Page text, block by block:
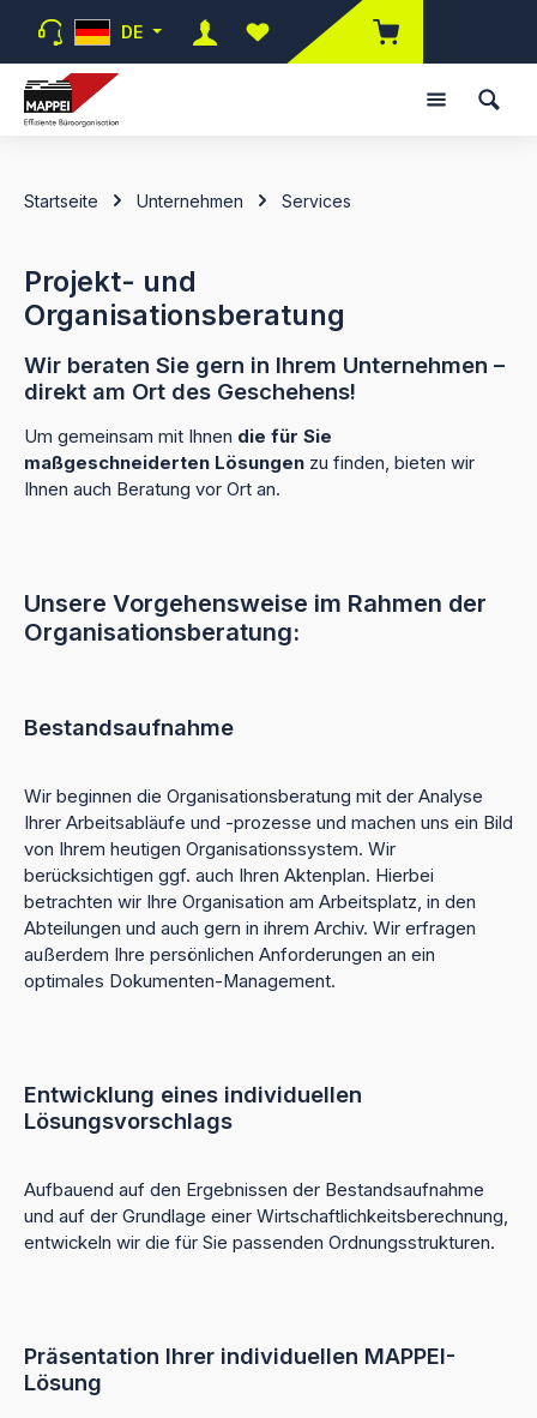
Zum Hauptinhalt springen
DE
Du hast 0 Produkte auf dem
Startseite Unternehmen Services
Projekt- und
Organisationsberatung
Wir beraten Sie gern in Ihrem Unternehmen –
direkt am Ort des Geschehens!
Um gemeinsam mit Ihnen die für Sie
maßgeschneiderten Lösungen zu finden, bieten wir
Ihnen auch Beratung vor Ort an.
Unsere Vorgehensweise im Rahmen der
Organisationsberatung:
Bestandsaufnahme
Wir beginnen die Organisationsberatung mit der Analyse
Ihrer Arbeitsabläufe und -prozesse und machen uns ein Bild
von Ihrem heutigen Organisationssystem. Wir
berücksichtigen ggf. auch Ihren Aktenplan. Hierbei
betrachten wir Ihre Organisation am Arbeitsplatz, in den
Abteilungen und auch gern in ihrem Archiv. Wir erfragen
außerdem Ihre persönlichen Anforderungen an ein
optimales Dokumenten-Management.
Entwicklung eines individuellen
Lösungsvorschlags
Aufbauend auf den Ergebnissen der Bestandsaufnahme
und auf der Grundlage einer Wirtschaftlichkeitsberechnung,
entwickeln wir die für Sie passenden Ordnungsstrukturen.
Präsentation Ihrer individuellen MAPPEI-
Lösung